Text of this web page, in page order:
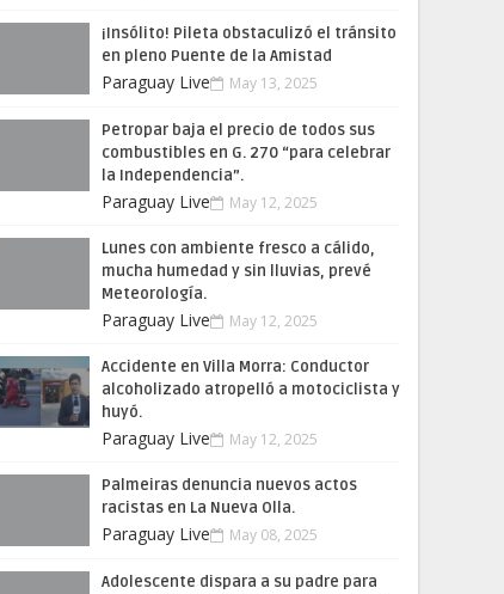
¡Insólito! Pileta obstaculizó el tránsito
en pleno Puente de la Amistad
Paraguay Live May 13, 2025
Petropar baja el precio de todos sus
combustibles en G. 270 “para celebrar
la Independencia”.
Paraguay Live May 12, 2025
Lunes con ambiente fresco a cálido,
mucha humedad y sin lluvias, prevé
Meteorología.
Paraguay Live May 12, 2025
Accidente en Villa Morra: Conductor
alcoholizado atropelló a motociclista y
huyó.
Paraguay Live May 12, 2025
Palmeiras denuncia nuevos actos
racistas en La Nueva Olla.
Paraguay Live May 08, 2025
Adolescente dispara a su padre para